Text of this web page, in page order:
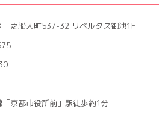
一之船入町537-32 リベルタス御池1F
「京都市役所前」駅徒歩約1分